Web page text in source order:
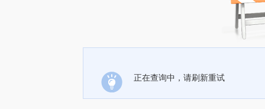
正在查询中，请刷新重试